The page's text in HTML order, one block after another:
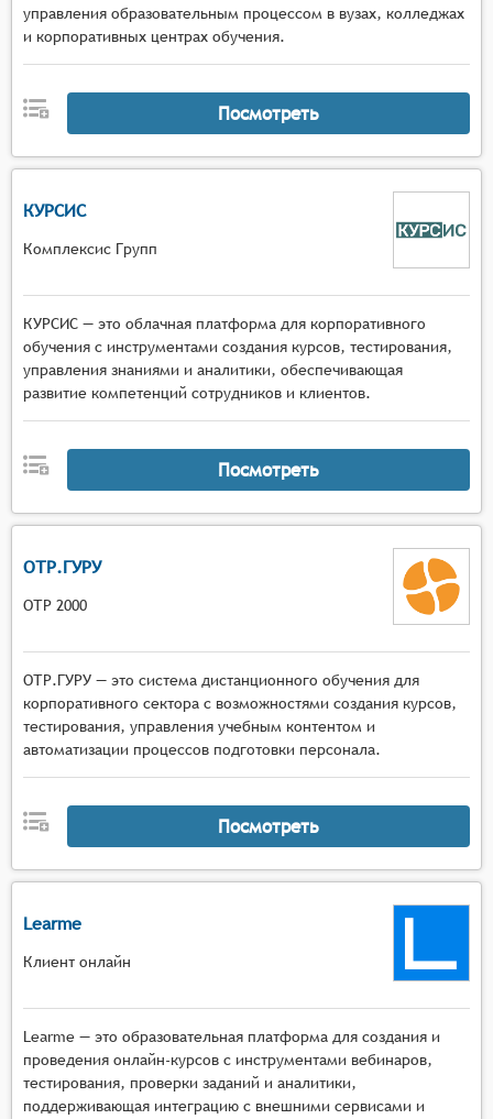
управления образовательным процессом в вузах, колледжах
и корпоративных центрах обучения.
Посмотреть
КУРСИС
Комплексис Групп
КУРСИС — это облачная платформа для корпоративного
обучения с инструментами создания курсов, тестирования,
управления знаниями и аналитики, обеспечивающая
развитие компетенций сотрудников и клиентов.
Посмотреть
ОТР.ГУРУ
ОТР 2000
ОТР.ГУРУ — это система дистанционного обучения для
корпоративного сектора с возможностями создания курсов,
тестирования, управления учебным контентом и
автоматизации процессов подготовки персонала.
Посмотреть
Learme
Клиент онлайн
Learme — это образовательная платформа для создания и
проведения онлайн-курсов с инструментами вебинаров,
тестирования, проверки заданий и аналитики,
поддерживающая интеграцию с внешними сервисами и